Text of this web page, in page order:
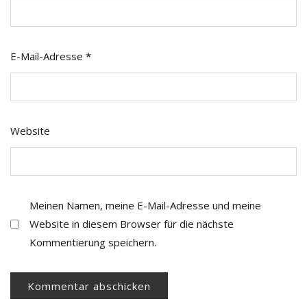
E-Mail-Adresse *
Website
Meinen Namen, meine E-Mail-Adresse und meine
Website in diesem Browser für die nächste
Kommentierung speichern.